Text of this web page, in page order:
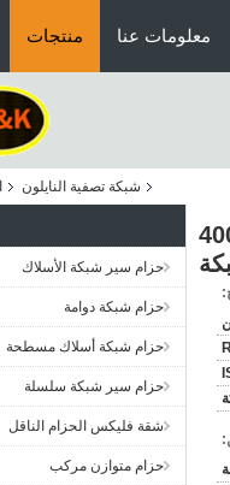
منتجات معلومات عنا
شبكة تصفية النايلون
حزام سير شبكة الأسلاك
حزام شبكة دوامة
حزام شبكة أسلاك مسطحة
حزام سير شبكة سلسلة
شقة فليكس الحزام الناقل
حزام متوازن مركب
الشاشة النايلون تصفية شبكة 100 ميكرون أبيض / أصفر 400